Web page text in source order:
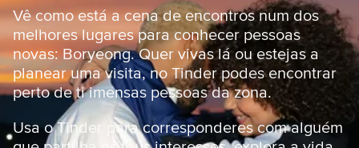
a
l
d
o
T
i
n
d
e
Vê como está a cena de encontros num dos
melhores lugares para conhecer pessoas
novas: Boryeong. Quer vivas lá ou estejas a
planear uma visita, no Tinder podes encontrar
perto de ti imensas pessoas da zona.
Usa o Tinder para corresponderes com alguém